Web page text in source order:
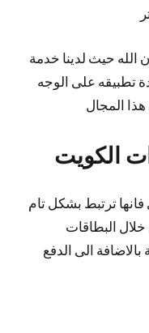
الله حيث لدينا خدمة
تطبيقه على الوجه
المجال
الكويت
ترتبط بشكل تام
البطاقات
بالاضافة الى الدفع